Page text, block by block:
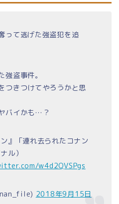
って逃げた強盗犯を追
盗事件。
つきつけてやろうかと思
バイかも…？
』「連れ去られたコナン
ル）
w4d2QVSPgs
2018年9月15日